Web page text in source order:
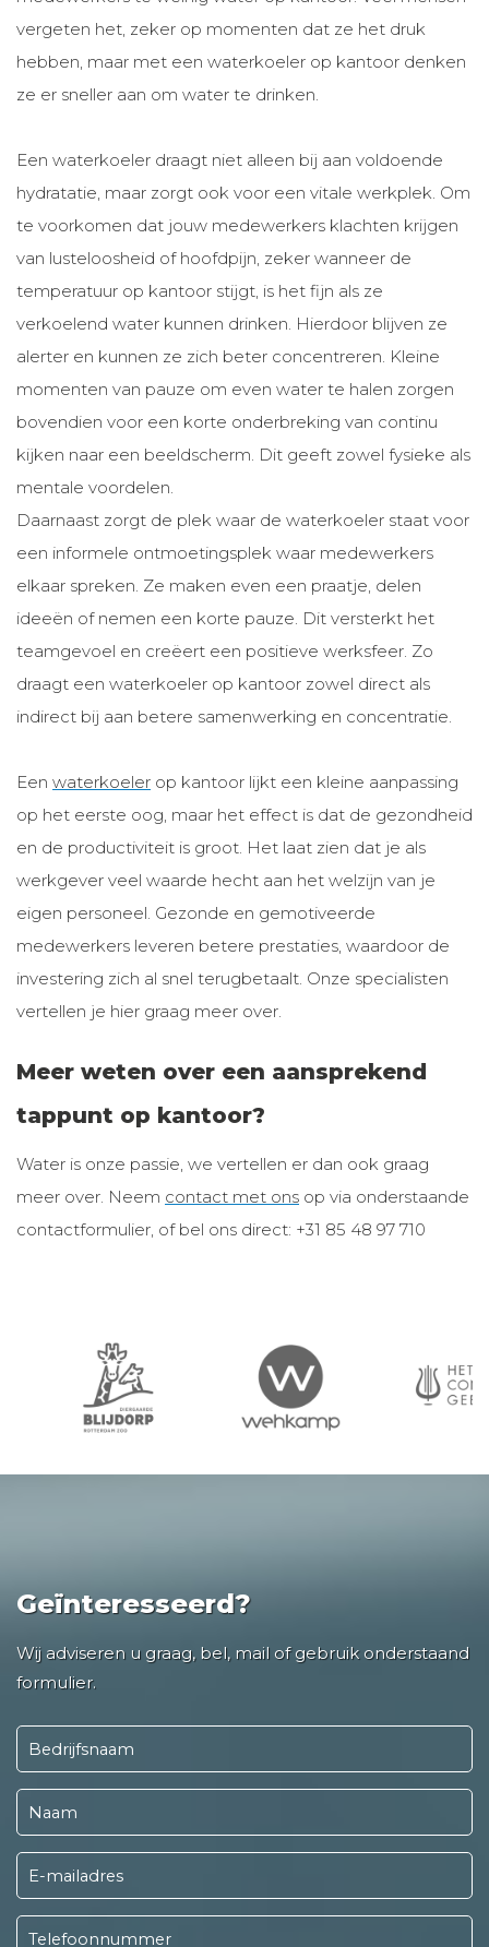
vergeten het, zeker op momenten dat ze het druk
hebben, maar met een waterkoeler op kantoor denken
ze er sneller aan om water te drinken.
Een waterkoeler draagt niet alleen bij aan voldoende
hydratatie, maar zorgt ook voor een vitale werkplek. Om
te voorkomen dat jouw medewerkers klachten krijgen
van lusteloosheid of hoofdpijn, zeker wanneer de
temperatuur op kantoor stijgt, is het fijn als ze
verkoelend water kunnen drinken. Hierdoor blijven ze
alerter en kunnen ze zich beter concentreren. Kleine
momenten van pauze om even water te halen zorgen
bovendien voor een korte onderbreking van continu
kijken naar een beeldscherm. Dit geeft zowel fysieke als
mentale voordelen.
Daarnaast zorgt de plek waar de waterkoeler staat voor
een informele ontmoetingsplek waar medewerkers
elkaar spreken. Ze maken even een praatje, delen
ideeën of nemen een korte pauze. Dit versterkt het
teamgevoel en creëert een positieve werksfeer. Zo
draagt een waterkoeler op kantoor zowel direct als
indirect bij aan betere samenwerking en concentratie.
Een waterkoeler op kantoor lijkt een kleine aanpassing
op het eerste oog, maar het effect is dat de gezondheid
en de productiviteit is groot. Het laat zien dat je als
werkgever veel waarde hecht aan het welzijn van je
eigen personeel. Gezonde en gemotiveerde
medewerkers leveren betere prestaties, waardoor de
investering zich al snel terugbetaalt. Onze specialisten
vertellen je hier graag meer over.
Meer weten over een aansprekend
tappunt op kantoor?
Water is onze passie, we vertellen er dan ook graag
meer over. Neem contact met ons op via onderstaande
contactformulier, of bel ons direct: +31 85 48 97 710
Geïnteresseerd?
Wij adviseren u graag, bel, mail of gebruik onderstaand
formulier.